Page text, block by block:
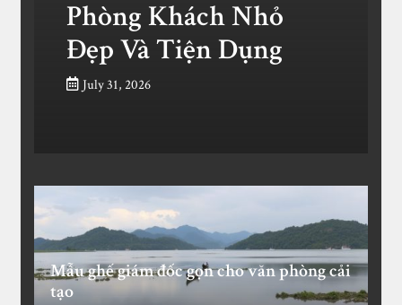
Phòng Khách Nhỏ
Đẹp Và Tiện Dụng
July 31, 2026
Mẫu ghế giám đốc gọn cho văn phòng cải
tạo